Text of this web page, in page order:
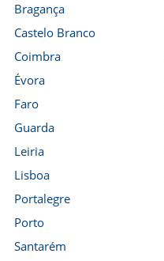
Bragança
Castelo Branco
Coimbra
Évora
Faro
Guarda
Leiria
Lisboa
Portalegre
Porto
Santarém